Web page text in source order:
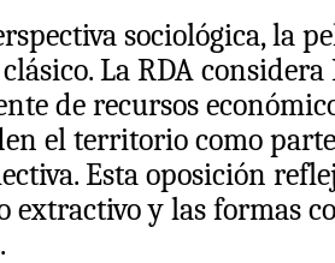
sociológica, la
La RDA
de recursos
el territorio como
Esta oposición
extractivo y las formas